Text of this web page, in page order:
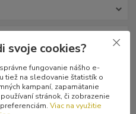
svoje cookies?
fungovanie nášho e-
tiež na sledovanie štatistík o
kampaní, zapamätanie
stránok, či zobrazenie
Viac na využitie